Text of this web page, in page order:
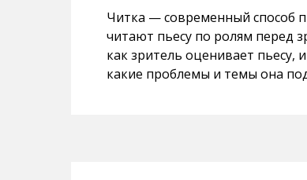
Читка — современный способ
читают пьесу по ролям перед
как зритель оценивает пьесу,
какие проблемы и темы она